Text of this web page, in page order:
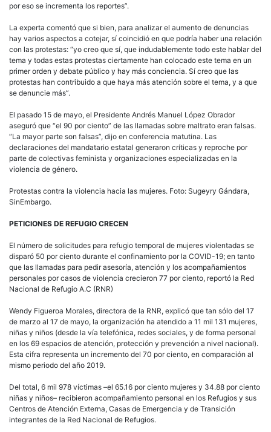
por eso se incrementa los reportes”.
La experta comentó que si bien, para analizar el aumento de denuncias
hay varios aspectos a cotejar, sí coincidió en que podría haber una relación
con las protestas: “yo creo que sí, que indudablemente todo este hablar del
tema y todas estas protestas ciertamente han colocado este tema en un
primer orden y debate público y hay más conciencia. Sí creo que las
protestas han contribuido a que haya más atención sobre el tema, y a que
se denuncie más”.
El pasado 15 de mayo, el Presidente Andrés Manuel López Obrador
aseguró que “el 90 por ciento” de las llamadas sobre maltrato eran falsas.
“La mayor parte son falsas”, dijo en conferencia matutina. Las
declaraciones del mandatario estatal generaron críticas y reproche por
parte de colectivas feminista y organizaciones especializadas en la
violencia de género.
Protestas contra la violencia hacia las mujeres. Foto: Sugeyry Gándara,
SinEmbargo.
PETICIONES DE REFUGIO CRECEN
El número de solicitudes para refugio temporal de mujeres violentadas se
disparó 50 por ciento durante el confinamiento por la COVID-19; en tanto
que las llamadas para pedir asesoría, atención y los acompañamientos
personales por casos de violencia crecieron 77 por ciento, reportó la Red
Nacional de Refugio A.C (RNR)
Wendy Figueroa Morales, directora de la RNR, explicó que tan sólo del 17
de marzo al 17 de mayo, la organización ha atendido a 11 mil 131 mujeres,
niñas y niños (desde la vía telefónica, redes sociales, y de forma personal
en los 69 espacios de atención, protección y prevención a nivel nacional).
Esta cifra representa un incremento del 70 por ciento, en comparación al
mismo periodo del año 2019.
Del total, 6 mil 978 víctimas –el 65.16 por ciento mujeres y 34.88 por ciento
niñas y niños– recibieron acompañamiento personal en los Refugios y sus
Centros de Atención Externa, Casas de Emergencia y de Transición
integrantes de la Red Nacional de Refugios.